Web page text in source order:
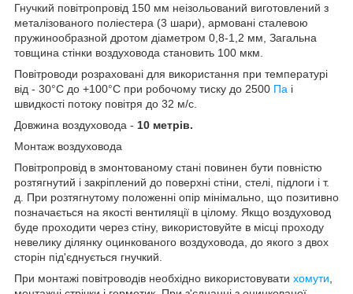
Гнучкий повітропровід 150 мм неізольований виготовлений з
металізованого поліестера (3 шари), армовані сталевою
пружинообразной дротом діаметром 0,8-1,2 мм, Загальна
товщина стінки воздуховода становить 100 мкм.
Повітроводи розраховані для використання при температурі
від - 30°C до +100°С при робочому тиску до 2500 Па і
швидкості потоку повітря до 32 м/с.
Довжина воздуховода - 10 метрів.
Монтаж воздуховода
Повітропровід в змонтованому стані повинен бути повністю
розтягнутий і закріплений до поверхні стіни, стелі, підлоги і т.
д. При розтягнутому положенні опір мінімально, що позитивно
позначається на якості вентиляції в цілому. Якщо воздуховод
буде проходити через стіну, використовуйте в місці проходу
невелику ділянку оцинкованого воздуховода, до якого з двох
сторін під'єднується гнучкий.
При монтажі повітроводів необхідно використовувати хомути